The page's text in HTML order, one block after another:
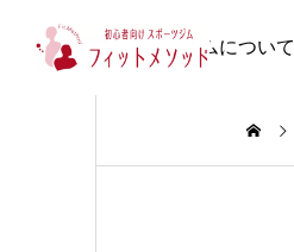
当ジムについて